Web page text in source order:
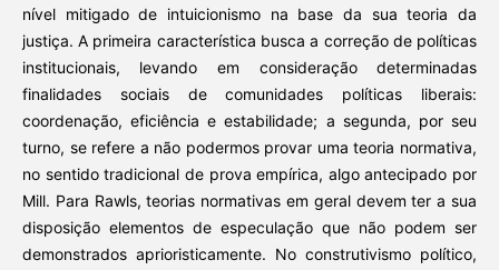
nível mitigado de intuicionismo na base da sua teoria da
justiça. A primeira característica busca a correção de políticas
institucionais, levando em consideração determinadas
finalidades sociais de comunidades políticas liberais:
coordenação, eficiência e estabilidade; a segunda, por seu
turno, se refere a não podermos provar uma teoria normativa,
no sentido tradicional de prova empírica, algo antecipado por
Mill. Para Rawls, teorias normativas em geral devem ter a sua
disposição elementos de especulação que não podem ser
demonstrados aprioristicamente. No construtivismo político,